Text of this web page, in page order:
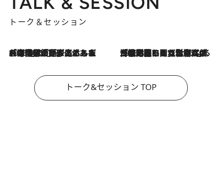
トーク＆セッション
2026.8.3
「今後値上げがあるとすれば…」「リスクがあるのは今年の冬」エネルギー専門家が語る、ホルムズ海峡封鎖が家庭にもたらす“ある心配” 2026.8.3
「住宅建てられない…」「サーチャージ料の高値が続いている」ホルムズ海峡封鎖による影響はいつまで続く？《エネルギー専門家に聞く“どうなる日本の暮らし”》
トーク&セッション TOP